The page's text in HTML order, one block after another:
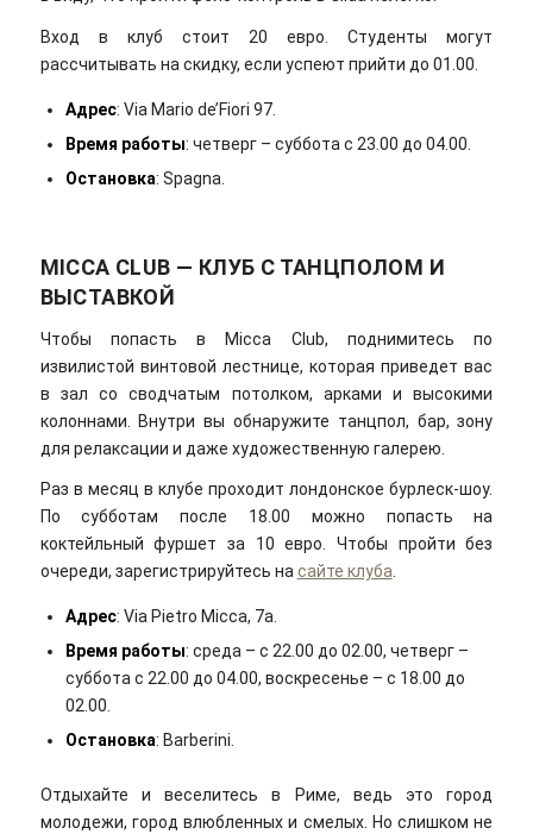
Вход в клуб стоит 20 евро. Студенты могут
рассчитывать на скидку, если успеют прийти до 01.00.
Адрес: Via Mario de’Fiori 97.
Время работы: четверг – суббота с 23.00 до 04.00.
Остановка: Spagna.
MICCA CLUB — КЛУБ С ТАНЦПОЛОМ И
ВЫСТАВКОЙ
Чтобы попасть в Micca Club, поднимитесь по
извилистой винтовой лестнице, которая приведет вас
в зал со сводчатым потолком, арками и высокими
колоннами. Внутри вы обнаружите танцпол, бар, зону
для релаксации и даже художественную галерею.
Раз в месяц в клубе проходит лондонское бурлеск-шоу.
По субботам после 18.00 можно попасть на
коктейльный фуршет за 10 евро. Чтобы пройти без
очереди, зарегистрируйтесь насайте клуба.
Адрес: Via Pietro Micca, 7a.
Время работы: среда – с 22.00 до 02.00, четверг –
суббота с 22.00 до 04.00, воскресенье – с 18.00 до
02.00.
Остановка: Barberini.
Отдыхайте и веселитесь в Риме, ведь это город
молодежи, город влюбленных и смелых. Но слишком не